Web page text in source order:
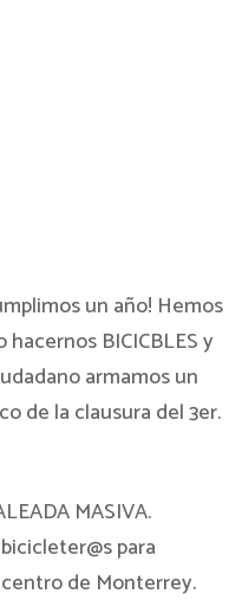
un año! Hemos
BICICBLES y
armamos un
de la clausura del 3er.
MASIVA.
para
de Monterrey.